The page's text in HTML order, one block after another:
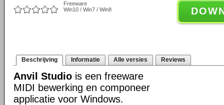
Freeware
Win10 / Win7 / Win8
Beschrijving Informatie Alle versies Reviews
Anvil Studio is een freeware
MIDI bewerking en componeer
applicatie voor Windows.